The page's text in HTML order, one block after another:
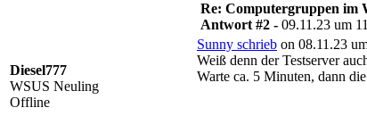
Diesel777
WSUS Neuling
Offline
Re: Computergruppen im
Antwort #2 - 09.11.23 um
Sunny schrieb on 08.11.23
Weiß denn der Testserver
Warte ca. 5 Minuten, dann